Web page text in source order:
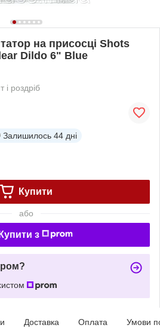
на присосці Shots
Dildo 6" Blue
і роздріб
Залишилось 44 дні
Купити
або
Купити з
Доставка Оплата Умови